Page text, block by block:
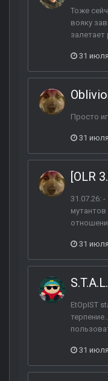
Тоже
вояку
31 июля
Просто
31 июля
[OLR
31.07.26:
31 июля
EtOpIST
31 июля